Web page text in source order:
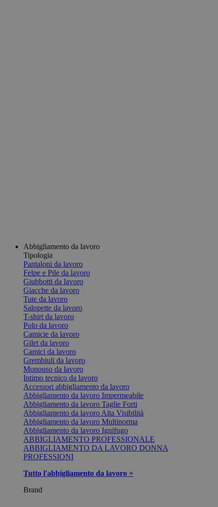
Abbigliamento da lavoro
Tipologia
Pantaloni da lavoro
Felpe e Pile da lavoro
Giubbotti da lavoro
Giacche da lavoro
Tute da lavoro
Salopette da lavoro
T-shirt da lavoro
Polo da lavoro
Camicie da lavoro
Gilet da lavoro
Camici da lavoro
Grembiuli da lavoro
Monouso da lavoro
Intimo tecnico da lavoro
Accessori abbigliamento da lavoro
Abbigliamento da lavoro Impermeabile
Abbigliamento da lavoro Taglie Forti
Abbigliamento da lavoro Alta Visibilità
Abbigliamento da lavoro Multinorma
Abbigliamento da lavoro Ignifugo
ABBIGLIAMENTO PROFESSIONALE
ABBIGLIAMENTO DA LAVORO DONNA
PROFESSIONI
Tutto l'abbigliamento da lavoro +
Brand